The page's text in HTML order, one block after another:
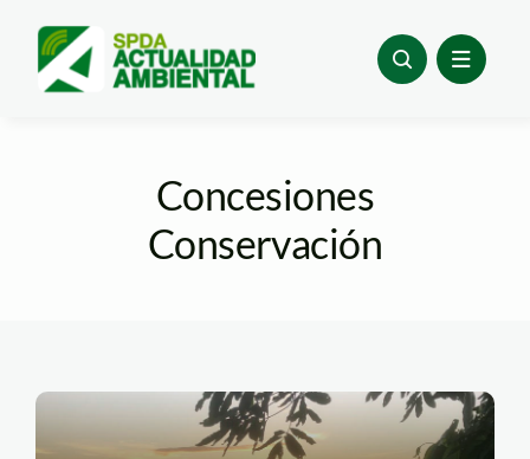
content
Concesiones
Conservación